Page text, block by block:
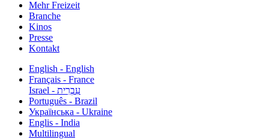
Mehr Freizeit
Branche
Kinos
Presse
Kontakt
English - English
Français - France
עִבְרִית - Israel
Português - Brazil
Українська - Ukraine
Englis - India
Multilingual